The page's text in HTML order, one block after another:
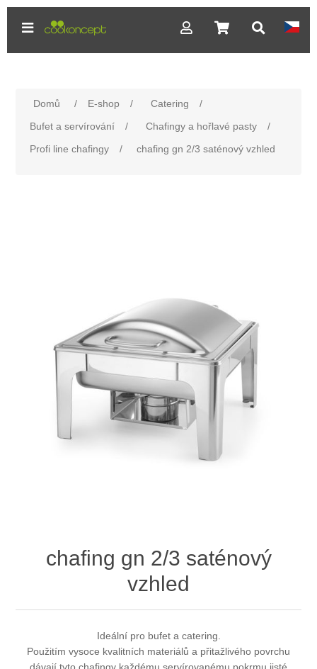
Domů / E-shop / Catering
/
Bufet a servírování
/ Chafingy a hořlavé pasty
/
Profi line chafingy
/ chafing gn 2/3 saténový vzhled
chafing gn 2/3 saténový
vzhled
Ideální pro bufet a catering.
Použitím vysoce kvalitních materiálů a přitažlivého povrchu